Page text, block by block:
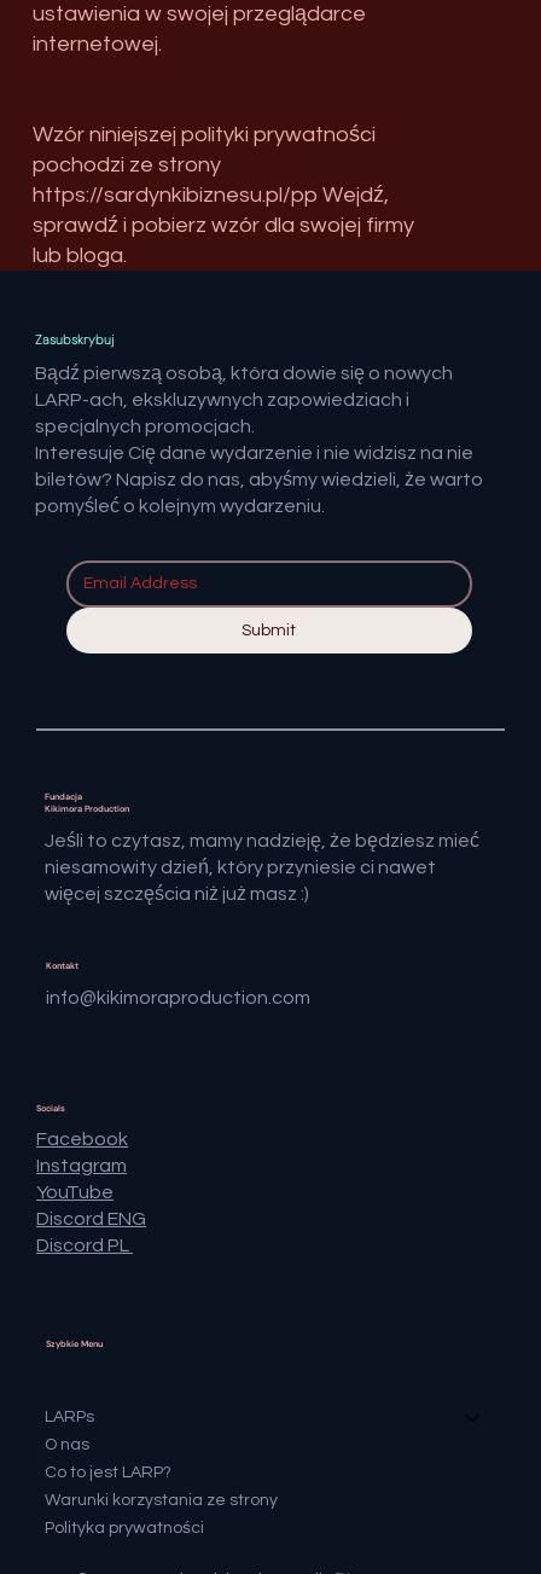
ustawienia w swojej przeglądarce
internetowej.
Wzór niniejszej polityki prywatności
pochodzi ze strony
https://sardynkibiznesu.pl/pp Wejdź,
sprawdź i pobierz wzór dla swojej firmy
lub bloga.
Zasubskrybuj
Bądź pierwszą osobą, która dowie się o nowych
LARP-ach, ekskluzywnych zapowiedziach i
specjalnych promocjach.
Interesuje Cię dane wydarzenie i nie widzisz na nie
biletów? Napisz do nas, abyśmy wiedzieli, że warto
pomyśleć o kolejnym wydarzeniu.
Submit
​Jeśli to czytasz, mamy nadzieję, że będziesz mieć
niesamowity dzień, który przyniesie ci nawet
więcej szczęścia niż już masz :)
Fundacja
Kikimora Production
Facebook
Instagram
YouTube
Discord ENG
Discord PL
Socials
info@kikimoraproduction.com
Kontakt
LARPs
O nas
Co to jest LARP?
Warunki korzystania ze strony
Polityka prywatności
Szybkie Menu